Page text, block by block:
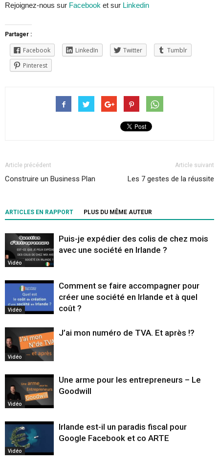
Rejoignez-nous sur Facebook et sur Linkedin
Partager :
Facebook LinkedIn Twitter
Tumblr
Pinterest
Article précédent
Construire un Business Plan
Article suivant
Les 7 gestes de la réussite
ARTICLES EN RAPPORT PLUS DU MÊME AUTEUR
Vidéo
Puis-je expédier des colis de chez mois
avec une société en Irlande ?
Vidéo
Comment se faire accompagner pour
créer une société en Irlande et à quel
coût ?
Vidéo
J’ai mon numéro de TVA. Et après !?
Vidéo
Une arme pour les entrepreneurs – Le
Goodwill
Vidéo
Irlande est-il un paradis fiscal pour
Google Facebook et co ARTE